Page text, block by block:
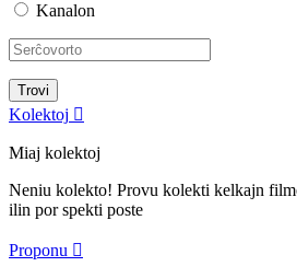
Kanalon
Kolektoj 
Miaj kolektoj
Neniu kolekto! Provu kolekti kelkajn
ilin por spekti poste
Proponu 